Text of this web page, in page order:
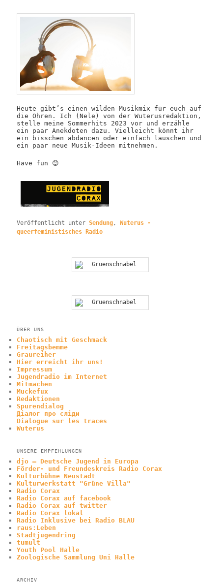
Heute gibt’s einen wilden Musikmix für euch auf
die Ohren. Ich (Nele) von der Wuterusredaktion,
stelle meine Sommerhits 2023 vor und erzähle
ein paar Anekdoten dazu. Vielleicht könnt ihr
ein bisschen abdancen oder einfach lauschen und
ein paar neue Musik-Ideen mitnehmen.
Have fun 😊
Veröffentlicht unter Sendung,Wuterus -
queerfeministisches Radio
ÜBER UNS
Chaotisch mit Geschmack
Freitagsbemme
Graureiher
Hier erreicht ihr uns!
Impressum
Jugendradio im Internet
Mitmachen
Muckefux
Redaktionen
Spurendialog
Діалог про сліди
Dialogue sur les traces
Wuterus
UNSERE EMPFEHLUNGEN
djo – Deutsche Jugend in Europa
Förder- und Freundeskreis Radio Corax
Kulturbühne Neustadt
Kulturwerkstatt "Grüne Villa"
Radio Corax
Radio Corax auf facebook
Radio Corax auf twitter
Radio Corax lokal
Radio Inklusive bei Radio BLAU
raus:Leben
Stadtjugendring
tumult
Youth Pool Halle
Zoologische Sammlung Uni Halle
ARCHIV